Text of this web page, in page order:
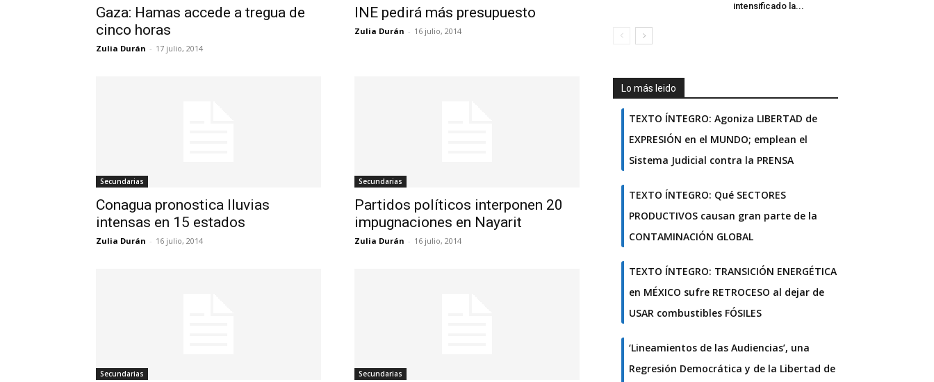
Gaza: Hamas accede a tregua de
cinco horas
Zulia Durán - 17 julio, 2014
INE pedirá más presupuesto
Zulia Durán - 16 julio, 2014
Secundarias
Conagua pronostica lluvias
intensas en 15 estados
Zulia Durán - 16 julio, 2014
Secundarias
Partidos políticos interponen 20
impugnaciones en Nayarit
Zulia Durán - 16 julio, 2014
Secundarias Secundarias
intensificado la...
Lo más leido
TEXTO ÍNTEGRO: Agoniza LIBERTAD de
EXPRESIÓN en el MUNDO; emplean el
Sistema Judicial contra la PRENSA
TEXTO ÍNTEGRO: Qué SECTORES
PRODUCTIVOS causan gran parte de la
CONTAMINACIÓN GLOBAL
TEXTO ÍNTEGRO: TRANSICIÓN ENERGÉTICA
en MÉXICO sufre RETROCESO al dejar de
USAR combustibles FÓSILES
‘Lineamientos de las Audiencias’, una
Regresión Democrática y de la Libertad de